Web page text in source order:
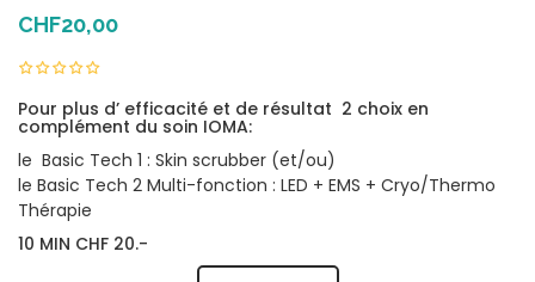
CHF20,00
Pour plus d’ efficacité et de résultat 2 choix en
complément du soin IOMA:
le Basic Tech 1 : Skin scrubber (et/ou)
le Basic Tech 2 Multi-fonction : LED + EMS + Cryo/Thermo
Thérapie
10 MIN CHF 20.-